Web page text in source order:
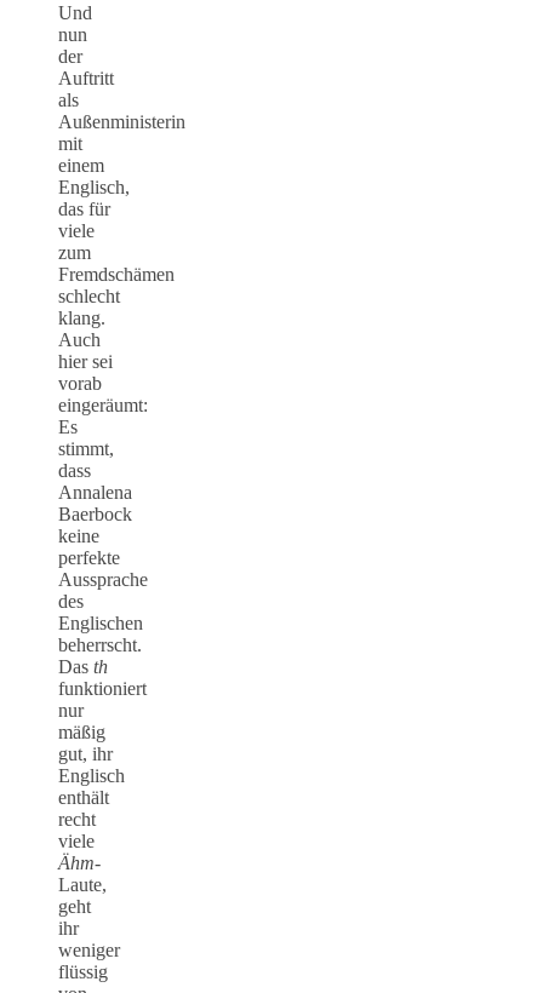
Und
nun
der
Auftritt
als
Außenministerin
mit
einem
Englisch,
das für
viele
zum
Fremdschämen
schlecht
klang.
Auch
hier sei
vorab
eingeräumt:
Es
stimmt,
dass
Annalena
Baerbock
keine
perfekte
Aussprache
des
Englischen
beherrscht.
Das th
funktioniert
nur
mäßig
gut, ihr
Englisch
enthält
recht
viele
Ähm-
Laute,
geht
ihr
weniger
flüssig